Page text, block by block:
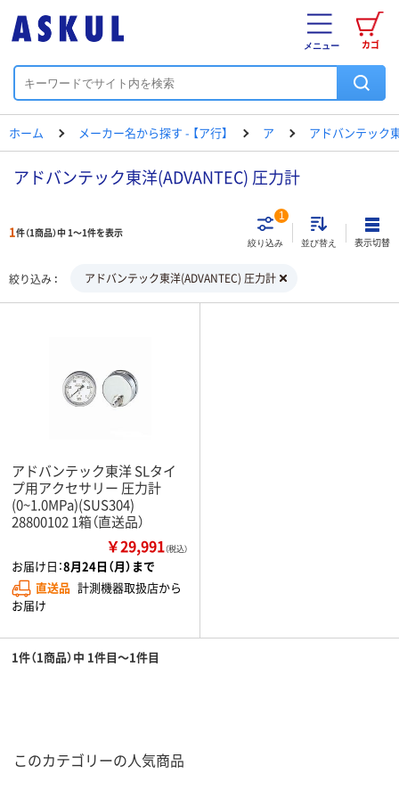
カゴ
メニュー
ホーム メーカー名から探す - 【ア行】 ア アドバンテック
アドバンテック東洋(ADVANTEC) 圧力計
1件（1商品）中 1～1件を表示
絞り込み
1
並び替え 表示切替
絞り込み アドバンテック東洋(ADVANTEC) 圧力計
アドバンテック東洋 SLタイ
プ用アクセサリー 圧力計
(0~1.0MPa)(SUS304)
28800102 1箱（直送品）
￥29,991（税込）
お届け日：8月24日（月）まで
直送品 計測機器取扱店から
お届け
1件（1商品）中 1件目～1件目
このカテゴリーの人気商品